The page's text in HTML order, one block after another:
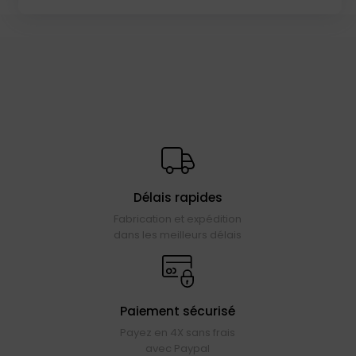
Délais rapides
Fabrication et expédition
dans les meilleurs délais
Paiement sécurisé
Payez en 4X sans frais
avec Paypal